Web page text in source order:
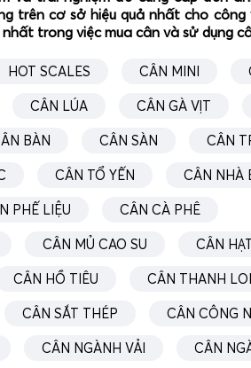
trên cơ sở hiệu quả nhất cho
trong việc mua cân và sử dụng
HOT SCALES CÂN MINI
CÂN LÚA CÂN GÀ VỊT
BÀN CÂN SÀN CÂN
CÂN TỔ YẾN CÂN NHÀ
PHẾ LIỆU CÂN CÀ PHÊ
CÂN MỦ CAO SU CÂN
CÂN HỒ TIÊU CÂN THANH
CÂN SẮT THÉP CÂN CÔNG
CÂN NGÀNH VẢI CÂN